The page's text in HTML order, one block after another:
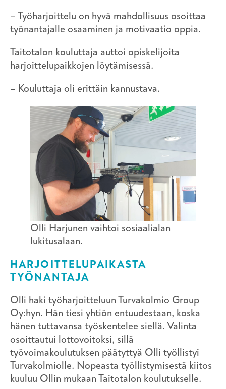
– Työharjoittelu on hyvä mahdollisuus osoittaa
työnantajalle osaaminen ja motivaatio oppia.
Taitotalon kouluttaja auttoi opiskelijoita
harjoittelupaikkojen löytämisessä.
– Kouluttaja oli erittäin kannustava.
Olli Harjunen vaihtoi sosiaalialan
lukitusalaan.
HARJOITTELUPAIKASTA
TYÖNANTAJA
Olli haki työharjoitteluun Turvakolmio Group
Oy:hyn. Hän tiesi yhtiön entuudestaan, koska
hänen tuttavansa työskentelee siellä. Valinta
osoittautui lottovoitoksi, sillä
työvoimakoulutuksen päätyttyä Olli työllistyi
Turvakolmiolle. Nopeasta työllistymisestä kiitos
kuuluu Ollin mukaan Taitotalon koulutukselle.